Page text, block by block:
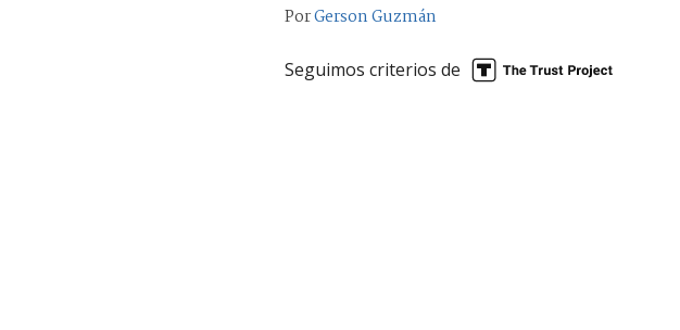
PorGerson Guzmán
Seguimos criterios de